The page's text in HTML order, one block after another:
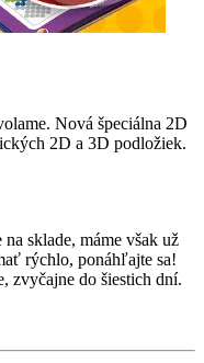
Nová špeciálna 2D
2D a 3D podložiek.
sklade, máme však už
rýchlo, ponáhľajte sa!
zvyčajne do šiestich dní.